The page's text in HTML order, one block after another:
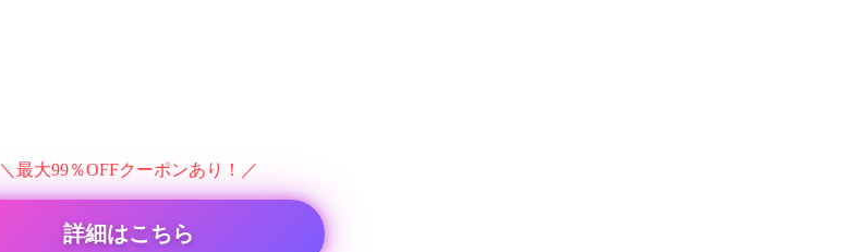
＼最大99％OFFクーポンあり！／
詳細はこちら